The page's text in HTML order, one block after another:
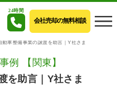
24時間
会社売却の無料相談
動車整備事業の譲渡を助言｜Y社さま
例 【関東】
を助言｜Y社さま